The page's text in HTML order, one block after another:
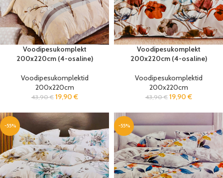
Voodipesukomplekt
200x220cm (4-osaline)
Voodipesukomplektid
200x220cm
43,90€ 19,90 €
Voodipesukomplekt
200x220cm (4-osaline)
Voodipesukomplektid
200x220cm
43,90€ 19,90 €
-55% -55%